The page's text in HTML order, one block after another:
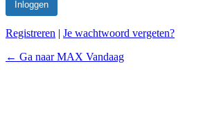
Registreren | Je wachtwoord vergeten?
← Ga naar MAX Vandaag